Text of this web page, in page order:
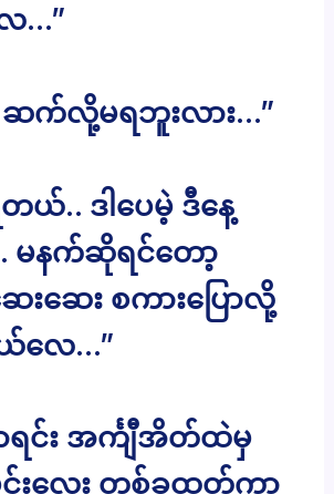
…”
ဆက်လို့မရဘူးလား…”
ယ်.. ဒါပေမဲ့ ဒီနေ့
မနက်ဆိုရင်တော့
းဆေး စကားပြောလို့
လေ…”
ရင်း အင်္ကျီအိတ်ထဲမှ
းလေး တစ်ခုထုတ်ကာ